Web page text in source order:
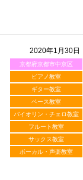
2020年1月30日
京都府京都市中京区
ピアノ教室
ギター教室
ベース教室
バイオリン・チェロ教室
フルート教室
サックス教室
ボーカル・声楽教室